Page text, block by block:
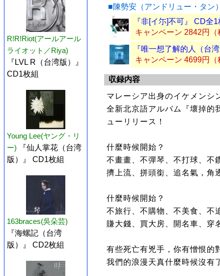
R!R!Riot(アールアール
ライオット／Riya)
『LVL R（台湾版）』
CD1枚組
Young Lee(ヤング・リ
ー)
『仙人掌花（台湾
版）』 CD1枚組
163braces(吳朵芸)
『海螺記（台湾
版）』 CD2枚組
■陳勢安（アンドリュー・タン
『非[イ尓]不可』 CD全
キャンペーン 2842円（
『唯一想了解的人（台
キャンペーン 4699円（
収録内容
マレーシア出身のイケメンシ
全新北京語アルバム『壞掉
ューリリース！
什麼時候開始？
不畫畫、不彈琴、不打球、不
擠上流、拼頭銜、追名氣，角
什麼時候開始？
不旅行、不購物、不美食、不
賺大錢、買大房、開名車、穿
有些死亡有兇手，你有憎恨的
我們的浪漫天真什麼時候沒有